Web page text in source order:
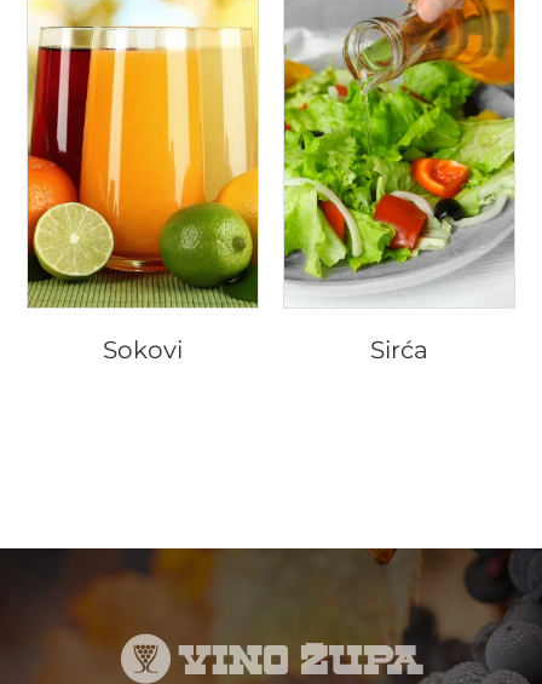
Sokovi Sirća